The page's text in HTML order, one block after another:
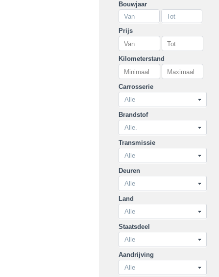
Bouwjaar
Prijs
Kilometerstand
Carrosserie
Brandstof
Transmissie
Deuren
Land
Staatsdeel
Aandrijving